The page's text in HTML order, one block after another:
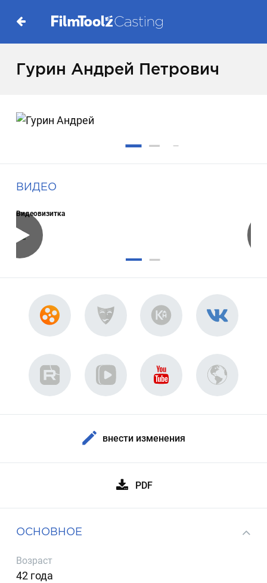
Гурин Андрей Петрович
ВИДЕО
Видеовизитка
внести изменения
PDF
ОСНОВНОЕ
Возраст
42 года